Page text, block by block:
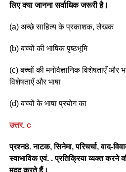
लिए क्या जानना सर्वाधिक जरूरी है।
(a) अच्छे साहित्य के प्रकाशक, लेखक
(b) बच्चों की भाषिक पृष्ठभूमि
(c) बच्चों की मनोवैज्ञानिक विशेषताएँ और
विशेषताएँ और भाषा
(d) बच्चों के भाषा प्रयोग का
उत्तर. c
प्रश्न8. नाटक, सिनेमा, परिचर्चा, वाद-
स्वाभाविक एवं. . प्रतिक्रिया व्यक्त करने
मदद करते हैं।